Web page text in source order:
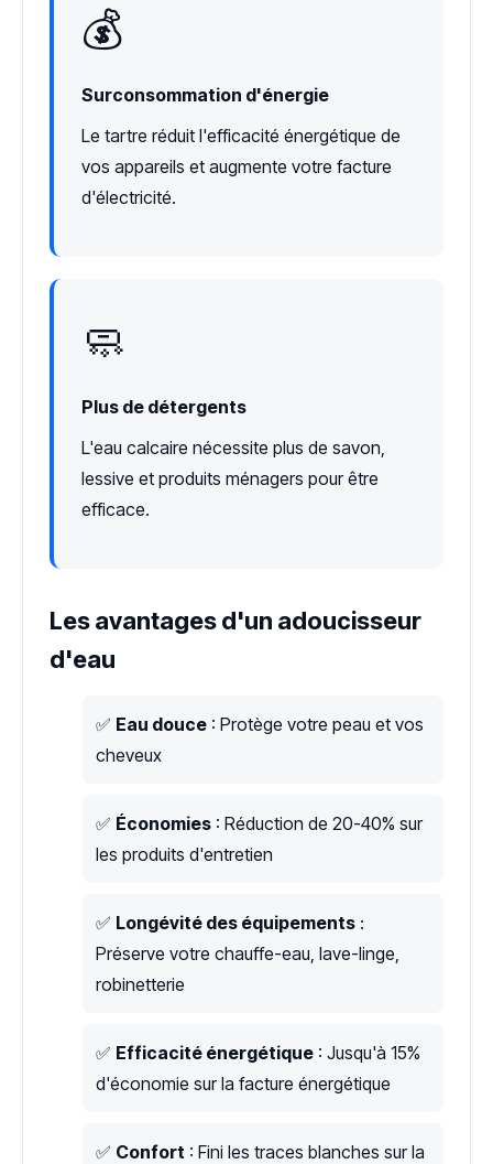
💰
Surconsommation d'énergie
Le tartre réduit l'efficacité énergétique de
vos appareils et augmente votre facture
d'électricité.
🧼
Plus de détergents
L'eau calcaire nécessite plus de savon,
lessive et produits ménagers pour être
efficace.
Les avantages d'un adoucisseur
d'eau
✅ Eau douce : Protège votre peau et vos
cheveux
✅ Économies : Réduction de 20-40% sur
les produits d'entretien
✅ Longévité des équipements :
Préserve votre chauffe-eau, lave-linge,
robinetterie
✅ Efficacité énergétique : Jusqu'à 15%
d'économie sur la facture énergétique
✅ Confort : Fini les traces blanches sur la